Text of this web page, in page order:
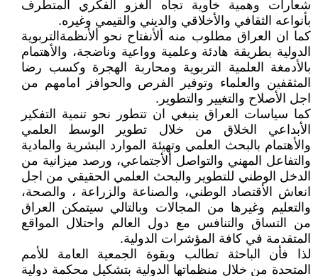
شعارات وهمية خاوية تجاه الغزو الفكري المتطرف
بأنواعه الثقافي والأخلاقي والديني والقيمي وغيره.
كما ان العراق مطلوب منه ألأنفتاح نحو ألأنظمةالتربوية
الدولية بطريقة هادئة وعلمية وواعية وناضجة، والأهتمام
بالأدمغة العلمية التربوية ومحاربة الهجرة وكسب رضا
المثقفين والعلماء وتوفير الفرص والحوافز امامهم من
اجل الأصلاح والتغيير والتطوير.
كما سياسات العراق ينبغي ان تتطور نحو تنمية التفكير
الأبداعي الخلاق من خلال تطوير الوسط العلمي
والأهتمام بالبحث العلمي وتهيئة الموارد البشرية والمادية
والتفاعل المهني والتواصل ألأجتماعي، ورصد ميزانية من
الدخل الوطني للتطوير والبحث العلمي الحقيقي من اجل
انعاش الأقتصاد الوطني، والصناعة والزراعة ، والصحة،
والتعليم وغيرها من المجالات وبالتالي سيتمكن العراق
من التساق والتنافس مع دول العالم واحتلال المواقع
المتقدمة في كافة المؤشرات الدولية.
لذا فأن الباحثة تطالب وبقوة الجمعية العامة للأمم
المتحدة من خلال منظماتها الدولية بتشكيل محكمة دولية